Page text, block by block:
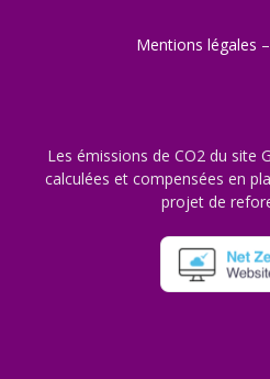
Mentions légales –
Les émissions de CO2 du site
calculées et compensées en
projet de